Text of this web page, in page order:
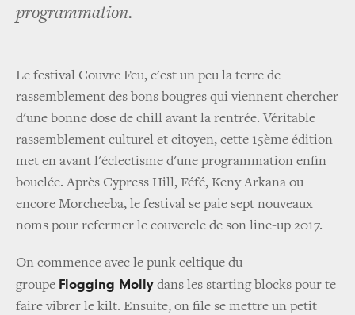
programmation.
Le festival Couvre Feu, c'est un peu la terre de
rassemblement des bons bougres qui viennent chercher
d'une bonne dose de chill avant la rentrée. Véritable
rassemblement culturel et citoyen, cette 15ème édition
met en avant l'éclectisme d'une programmation enfin
bouclée. Après Cypress Hill, Féfé, Keny Arkana ou
encore Morcheeba, le festival se paie sept nouveaux
noms pour refermer le couvercle de son line-up 2017.
On commence avec le punk celtique du
groupe Flogging Molly dans les starting blocks pour te
faire vibrer le kilt. Ensuite, on file se mettre un petit